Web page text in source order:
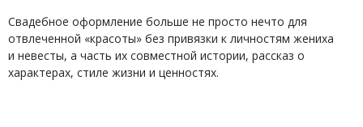
Свадебное оформление больше не просто нечто для
отвлеченной «красоты» без привязки к личностям жениха
и невесты, а часть их совместной истории, рассказ о
характерах, стиле жизни и ценностях.